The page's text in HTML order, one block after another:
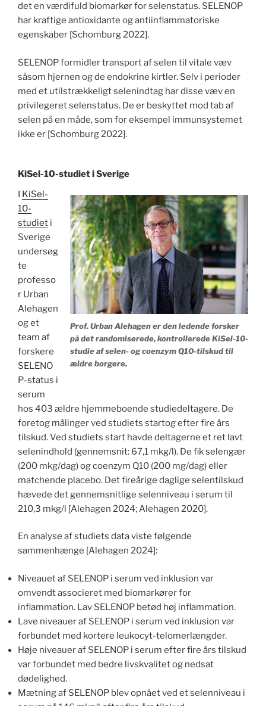
det en værdifuld biomarkør for selenstatus. SELENOP
har kraftige antioxidante og antiinflammatoriske
egenskaber [Schomburg 2022].
SELENOP formidler transport af selen til vitale væv
såsom hjernen og de endokrine kirtler. Selv i perioder
med et utilstrækkeligt selenindtag har disse væv en
privilegeret selenstatus. De er beskyttet mod tab af
selen på en måde, som for eksempel immunsystemet
ikke er [Schomburg 2022].
KiSel-10-studiet i Sverige
Prof. Urban Alehagen er den ledende forsker
på det randomiserede, kontrollerede KiSel-10-
studie af selen- og coenzym Q10-tilskud til
ældre borgere.
I KiSel-
10-
studiet i
Sverige
undersøg
te
professo
r Urban
Alehagen
og et
team af
forskere
SELENO
P-status i
serum
hos 403 ældre hjemmeboende studiedeltagere. De
foretog målinger ved studiets startog efter fire års
tilskud. Ved studiets start havde deltagerne et ret lavt
selenindhold (gennemsnit: 67,1 mkg/l). De fik selengær
(200 mkg/dag) og coenzym Q10 (200 mg/dag) eller
matchende placebo. Det fireårige daglige selentilskud
hævede det gennemsnitlige selenniveau i serum til
210,3 mkg/l [Alehagen 2024; Alehagen 2020].
En analyse af studiets data viste følgende
sammenhænge [Alehagen 2024]:
Niveauet af SELENOP i serum ved inklusion var
omvendt associeret med biomarkører for
inflammation. Lav SELENOP betød høj inflammation.
Lave niveauer af SELENOP i serum ved inklusion var
forbundet med kortere leukocyt-telomerlængder.
Høje niveauer af SELENOP i serum efter fire års tilskud
var forbundet med bedre livskvalitet og nedsat
dødelighed.
Mætning af SELENOP blev opnået ved et selenniveau i